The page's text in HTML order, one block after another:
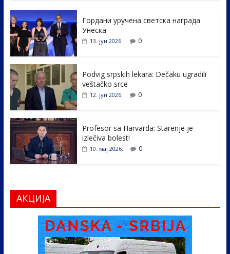
e
b
o
o
k
itt
er e
dI
e
Гордани уручена светска награда
Унеска
13. јун 2026. 0
Podvig srpskih lekara: Dečaku ugradili
veštačko srce
12. јун 2026. 0
Profesor sa Harvarda: Starenje je
izlečiva bolest!
10. мај 2026. 0
АКЦИЈА